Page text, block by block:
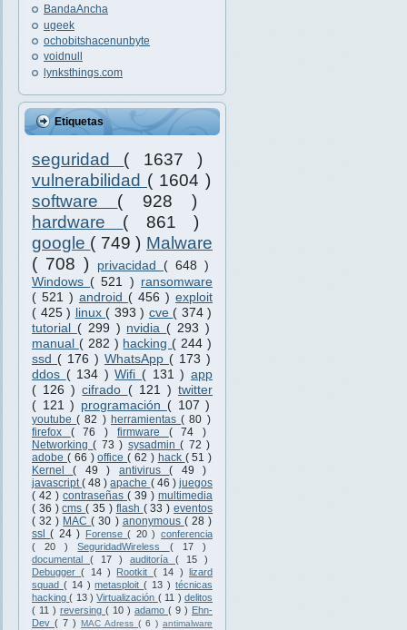
BandaAncha
ugeek
ochobitshacenunbyte
voidnull
lynksthings.com
Etiquetas
seguridad ( 1637 )
vulnerabilidad ( 1604 )
software ( 928 )
hardware ( 861 )
google ( 749 ) Malware
( 708 )
privacidad ( 648 )
Windows ( 521 ) ransomware
( 521 ) android ( 456 ) exploit
( 425 ) linux ( 393 ) cve ( 374 )
tutorial ( 299 ) nvidia ( 293 )
manual ( 282 ) hacking ( 244 )
ssd ( 176 ) WhatsApp ( 173 )
ddos ( 134 )Wifi ( 131 ) app
( 126 )cifrado ( 121 )twitter
( 121 ) programación ( 107 )
youtube( 82 ) herramientas( 80 )
firefox ( 76 ) firmware ( 74 )
Networking( 73 ) sysadmin( 72 )
adobe ( 66 )office( 62 ) hack ( 51 )
Kernel( 49 ) antivirus( 49 )
javascript( 48 )apache ( 46 ) juegos
( 42 ) contraseñas ( 39 ) multimedia
( 36 )cms( 35 ) flash ( 33 )eventos
( 32 ) MAC( 30 ) anonymous ( 28 )
ssl( 24 ) Forense( 20 ) conferencia
( 20 )SeguridadWireless ( 17 )
documental ( 17 ) auditoría ( 15 )
Debugger( 14 ) Rootkit ( 14 ) lizard
squad ( 14 )metasploit( 13 ) técnicas
hacking( 13 )Virtualización ( 11 ) delitos
( 11 ) reversing ( 10 ) adamo ( 9 ) Ehn-
Dev ( 7 ) MAC Adress ( 6 ) antimalware